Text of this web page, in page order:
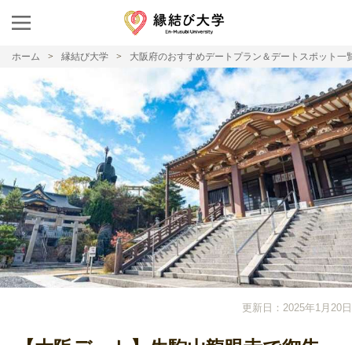
ホーム 縁結び大学 大阪府のおすすめデートプラン＆デートスポット一
更新日：2025年1月20日